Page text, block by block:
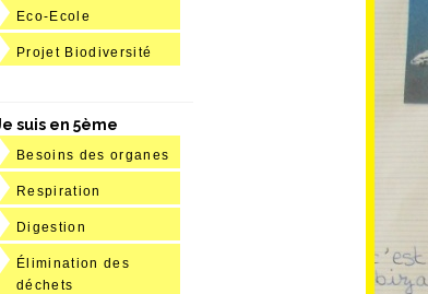
Eco-Ecole
Projet Biodiversité
suis en 5ème
Besoins des organes
Respiration
Digestion
Élimination des
déchets